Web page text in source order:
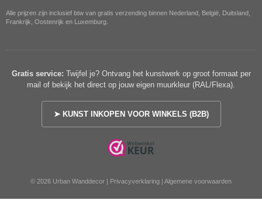
Alle prijzen zijn inclusief btw van gratis verzending binnen Nederland, België, Duitsland,
Frankrijk, Oostenrijk en Luxemburg.
Gratis service: Twijfel je? Ontvang het kunstwerk op groot formaat per
mail of bekijk het direct op jouw eigen muurkleur (RAL/Flexa).
➤ KUNST INKOPEN VOOR WINKELS (B2B)
© 2026 Urban Wanddecor | Privacyverklaring | Algemene voorwaarden